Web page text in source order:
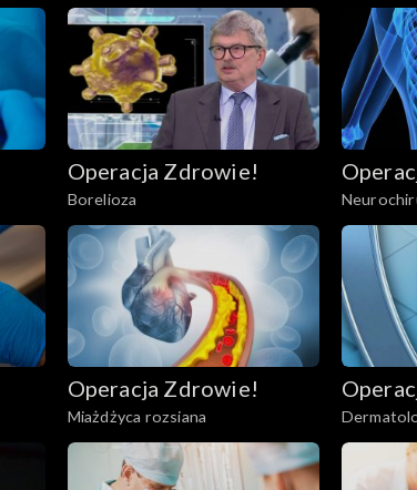
Operacja Zdrowie!
Borelioza
Operacja Zdrowie!
Miażdżyca rozsiana
dobie